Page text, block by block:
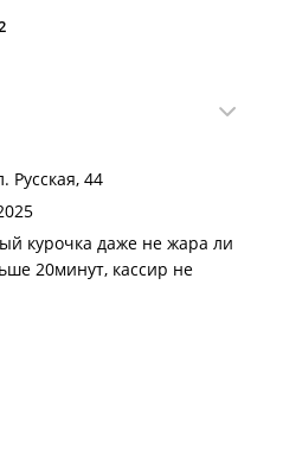
Русская, 44
курочка даже не жара ли
20минут, кассир не